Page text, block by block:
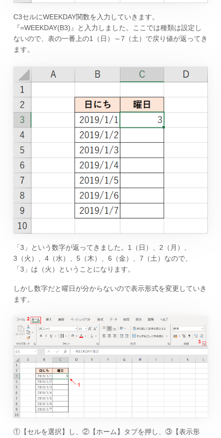
C3セルにWEEKDAY関数を入力していきます。
『=WEEKDAY(B3)』と入力しました。ここでは種類は設定し
ないので、表の一番上の1（日）～7（土）で戻り値が返ってき
ます。
「3」という数字が返ってきました。1（日）、2（月）、
3（火）、4（水）、5（木）、6（金）、7（土）なので、
「3」は（火）ということになります。
しかし数字だと曜日が分からないので表示形式を変更していき
ます。
①【セルを選択】し、②【ホーム】タブを押し、③【表示形